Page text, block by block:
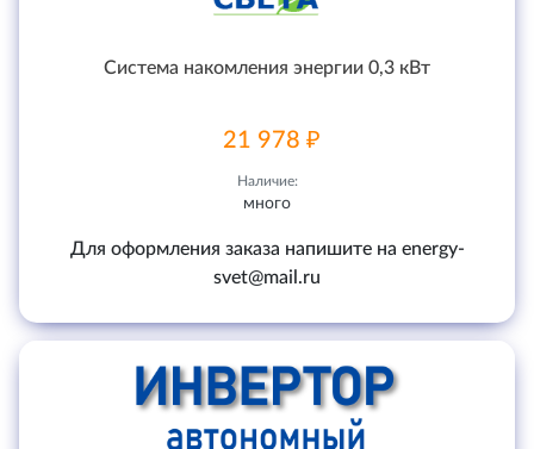
Система накомления энергии 0,3 кВт
21 978 ₽
Наличие:
много
Для оформления заказа напишите на energy-
svet@mail.ru